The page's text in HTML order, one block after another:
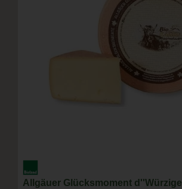
Allgäuer Glücksmoment d''Würzige